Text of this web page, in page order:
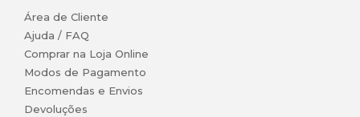
Área de Cliente
Ajuda / FAQ
Comprar na Loja Online
Modos de Pagamento
Encomendas e Envios
Devoluções